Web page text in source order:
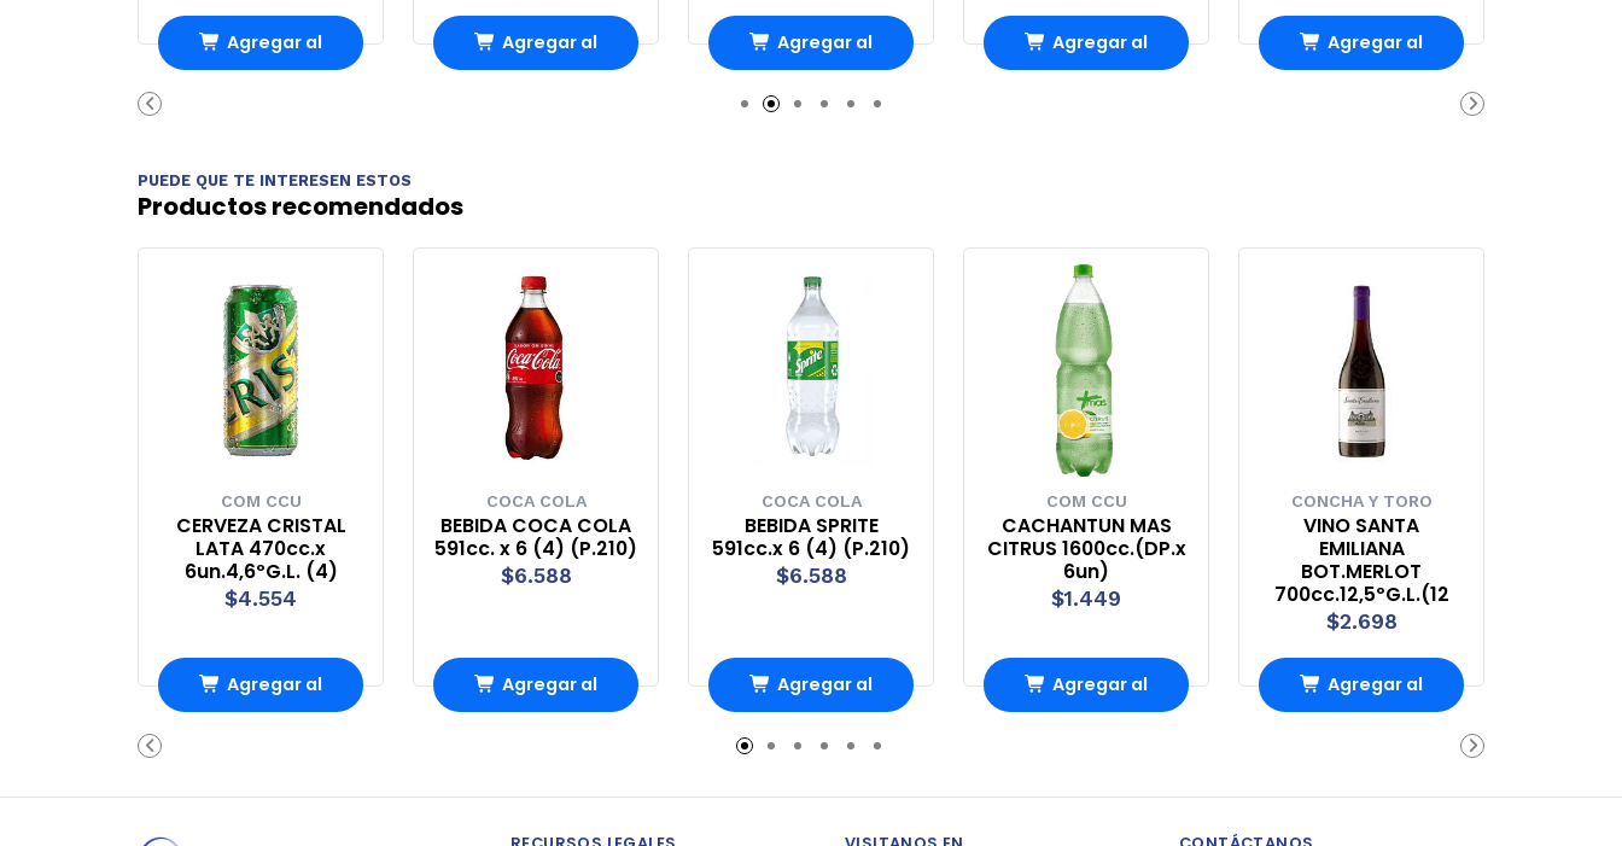
Agregar al Agregar al Agregar al
carrito
Agregar al Agregar al
PUEDE QUE TE INTERESEN ESTOS
Productos recomendados
COM CCU
CERVEZA CRISTAL
LATA 470cc.x
6un.4,6ºG.L. (4)
$4.554
Agregar al
COCA COLA
BEBIDA COCA COLA
591cc. x 6 (4) (P.210)
$6.588
Agregar al
COCA COLA
BEBIDA SPRITE
591cc.x 6 (4) (P.210)
$6.588
Agregar al
carrito
COM CCU
CACHANTUN MAS
CITRUS 1600cc.(DP.x
6un)
$1.449
Agregar al
CONCHA Y TORO
VINO SANTA
EMILIANA
BOT.MERLOT
700cc.12,5ºG.L.(12
$2.698
Agregar al